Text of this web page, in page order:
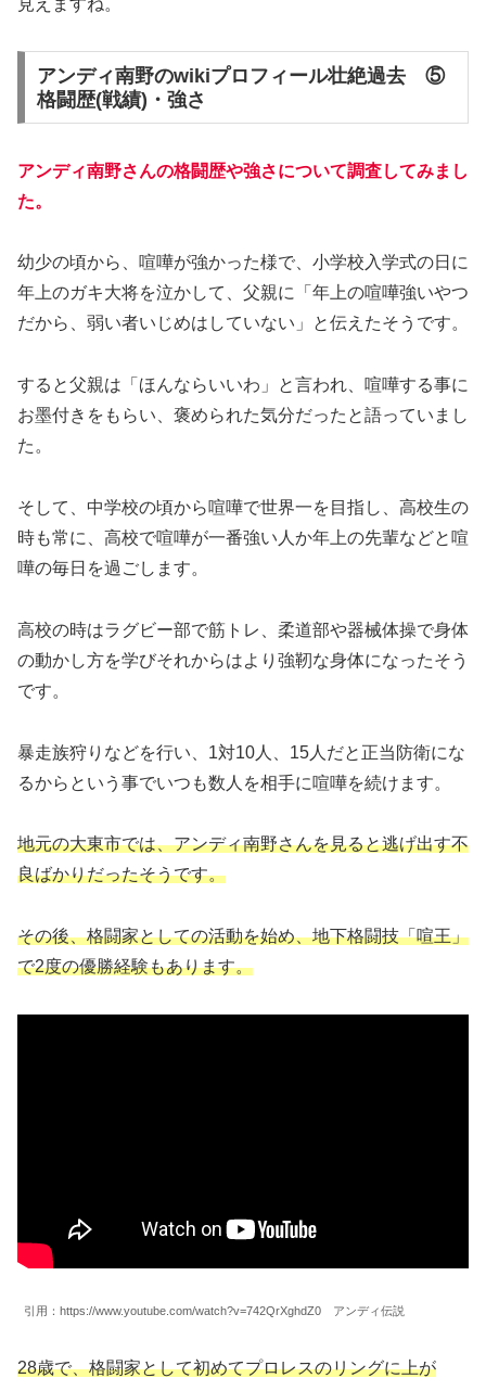
見えますね。
アンディ南野のwikiプロフィール壮絶過去 ⑤
格闘歴(戦績)・強さ
アンディ南野さんの格闘歴や強さについて調査してみまし
た。
幼少の頃から、喧嘩が強かった様で、小学校入学式の日に
年上のガキ大将を泣かして、父親に「年上の喧嘩強いやつ
だから、弱い者いじめはしていない」と伝えたそうです。
すると父親は「ほんならいいわ」と言われ、喧嘩する事に
お墨付きをもらい、褒められた気分だったと語っていまし
た。
そして、中学校の頃から喧嘩で世界一を目指し、高校生の
時も常に、高校で喧嘩が一番強い人か年上の先輩などと喧
嘩の毎日を過ごします。
高校の時はラグビー部で筋トレ、柔道部や器械体操で身体
の動かし方を学びそれからはより強靭な身体になったそう
です。
暴走族狩りなどを行い、1対10人、15人だと正当防衛にな
るからという事でいつも数人を相手に喧嘩を続けます。
地元の大東市では、アンディ南野さんを見ると逃げ出す不
良ばかりだったそうです。
その後、格闘家としての活動を始め、地下格闘技「喧王」
で2度の優勝経験もあります。
引用：https://www.youtube.com/watch?v=742QrXghdZ0 アンディ伝説
28歳で、格闘家として初めてプロレスのリングに上が